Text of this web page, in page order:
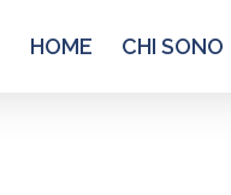
HOME CHI SONO